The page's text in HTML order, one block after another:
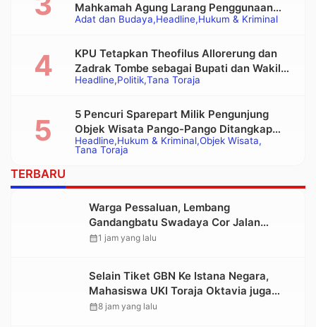
Adat dan Budaya Headline Hukum & Kriminal
Mahkamah Agung Larang Penggunaan
Alat Berat pada Eksekusi Rumah Adat
Headline Politik Tana Toraja
KPU Tetapkan Theofilus Allorerung dan
Zadrak Tombe sebagai Bupati dan Wakil
Bupati Tana Toraja Terpilih
Headline Hukum & Kriminal Objek Wisata
Tana Toraja
5 Pencuri Sparepart Milik Pengunjung
Objek Wisata Pango-Pango Ditangkap
Polisi
TERBARU
Warga Pessaluan, Lembang
Gandangbatu Swadaya Cor Jalan
Kabupaten
calendar_month1 jam yang lalu
Selain Tiket GBN Ke Istana Negara,
Mahasiswa UKI Toraja Oktavia juga
Lolos ke Pekan Seni Mahasiswa
calendar_month8 jam yang lalu